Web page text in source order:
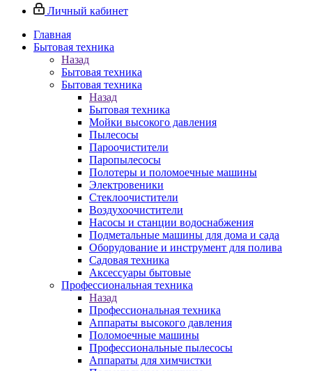
Личный кабинет
Главная
Бытовая техника
Назад
Бытовая техника
Бытовая техника
Назад
Бытовая техника
Мойки высокого давления
Пылесосы
Пароочистители
Паропылесосы
Полотеры и поломоечные машины
Электровеники
Стеклоочистители
Воздухоочистители
Насосы и станции водоснабжения
Подметальные машины для дома и сада
Оборудование и инструмент для полива
Садовая техника
Аксессуары бытовые
Профессиональная техника
Назад
Профессиональная техника
Аппараты высокого давления
Поломоечные машины
Профессиональные пылесосы
Аппараты для химчистки